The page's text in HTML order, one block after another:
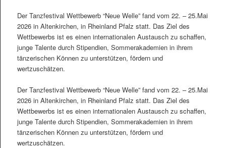
Der Tanzfestival Wettbewerb “Neue Welle” fand vom 22. – 25.Mai
2026 in Altenkirchen, in Rheinland Pfalz statt. Das Ziel des
Wettbewerbs ist es einen internationalen Austausch zu schaffen,
junge Talente durch Stipendien, Sommerakademien in ihrem
tänzerischen Können zu unterstützen, fördern und
wertzuschätzen.
Der Tanzfestival Wettbewerb “Neue Welle” fand vom 22. – 25.Mai
2026 in Altenkirchen, in Rheinland Pfalz statt. Das Ziel des
Wettbewerbs ist es einen internationalen Austausch zu schaffen,
junge Talente durch Stipendien, Sommerakademien in ihrem
tänzerischen Können zu unterstützen, fördern und
wertzuschätzen.